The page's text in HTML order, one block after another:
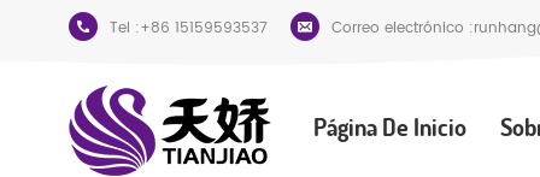
Tel :+86 15159593537 Correo electrónico :
Página De Inicio